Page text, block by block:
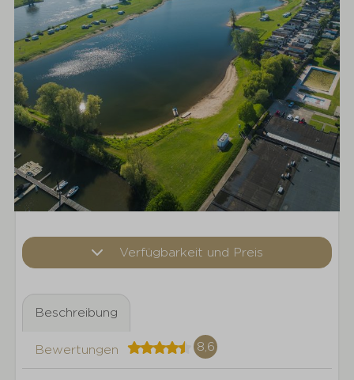
Verfügbarkeit und Preis
Beschreibung
Bewertungen 8,6